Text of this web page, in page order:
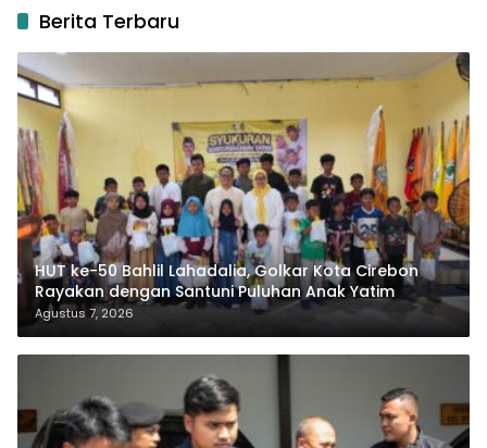
Berita Terbaru
HUT ke-50 Bahlil Lahadalia, Golkar Kota Cirebon
Rayakan dengan Santuni Puluhan Anak Yatim
Agustus 7, 2026